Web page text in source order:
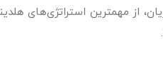
از مهمترین استراتژی‌های